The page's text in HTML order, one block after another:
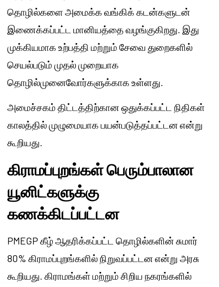
தொழில்களை அமைக்க வங்கிக் கடன்களுடன்
இணைக்கப்பட்ட மானியத்தை வழங்குகிறது. இது
முக்கியமாக உற்பத்தி மற்றும் சேவை துறைகளில்
செயல்படும் முதல் முறையாக
தொழில்முனைவோர்களுக்காக உள்ளது.
அமைச்சகம் திட்டத்திற்கான ஒதுக்கப்பட்ட நிதிகள்
காலத்தில் முழுமையாக பயன்படுத்தப்பட்டன என்று
கூறியது.
கிராமப்புறங்கள் பெரும்பாலான
யூனிட்களுக்கு
கணக்கிடப்பட்டன
PMEGP கீழ் ஆதரிக்கப்பட்ட தொழில்களின் சுமார்
80% கிராமப்புறங்களில் நிறுவப்பட்டன என்று அரசு
கூறியது. கிராமங்கள் மற்றும் சிறிய நகரங்களில்